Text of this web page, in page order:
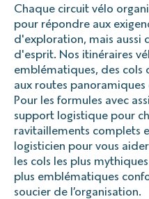
Chaque circuit vélo
pour répondre aux
d'exploration, mais
d'esprit. Nos itinéraires
emblématiques, des cols
aux routes
Pour les formules avec
support logistique pour
ravitaillements complets
logisticien pour vous
les cols les plus
plus emblématiques
soucier de l’organisation.